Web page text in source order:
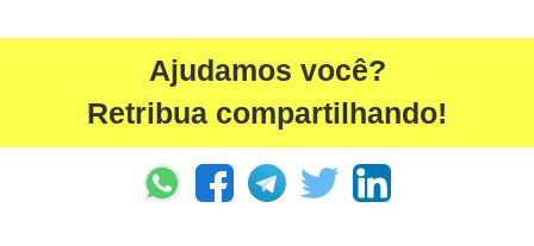
Ajudamos você?
Retribua compartilhando!